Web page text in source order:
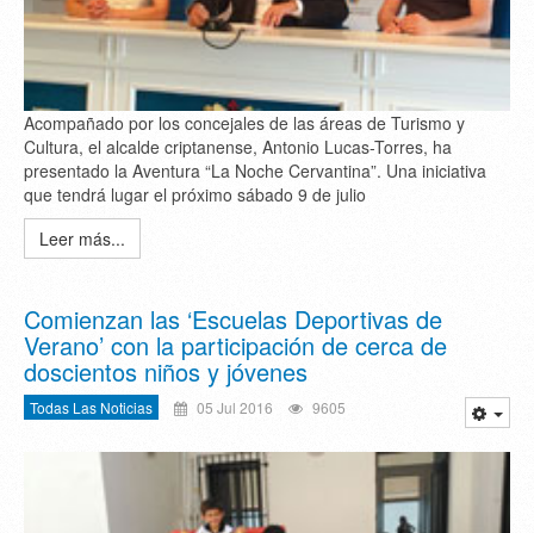
Acompañado por los concejales de las áreas de Turismo y
Cultura, el alcalde criptanense, Antonio Lucas-Torres, ha
presentado la Aventura “La Noche Cervantina”. Una iniciativa
que tendrá lugar el próximo sábado 9 de julio
Leer más...
Comienzan las ‘Escuelas Deportivas de
Verano’ con la participación de cerca de
doscientos niños y jóvenes
Todas Las Noticias 05 Jul 2016 9605